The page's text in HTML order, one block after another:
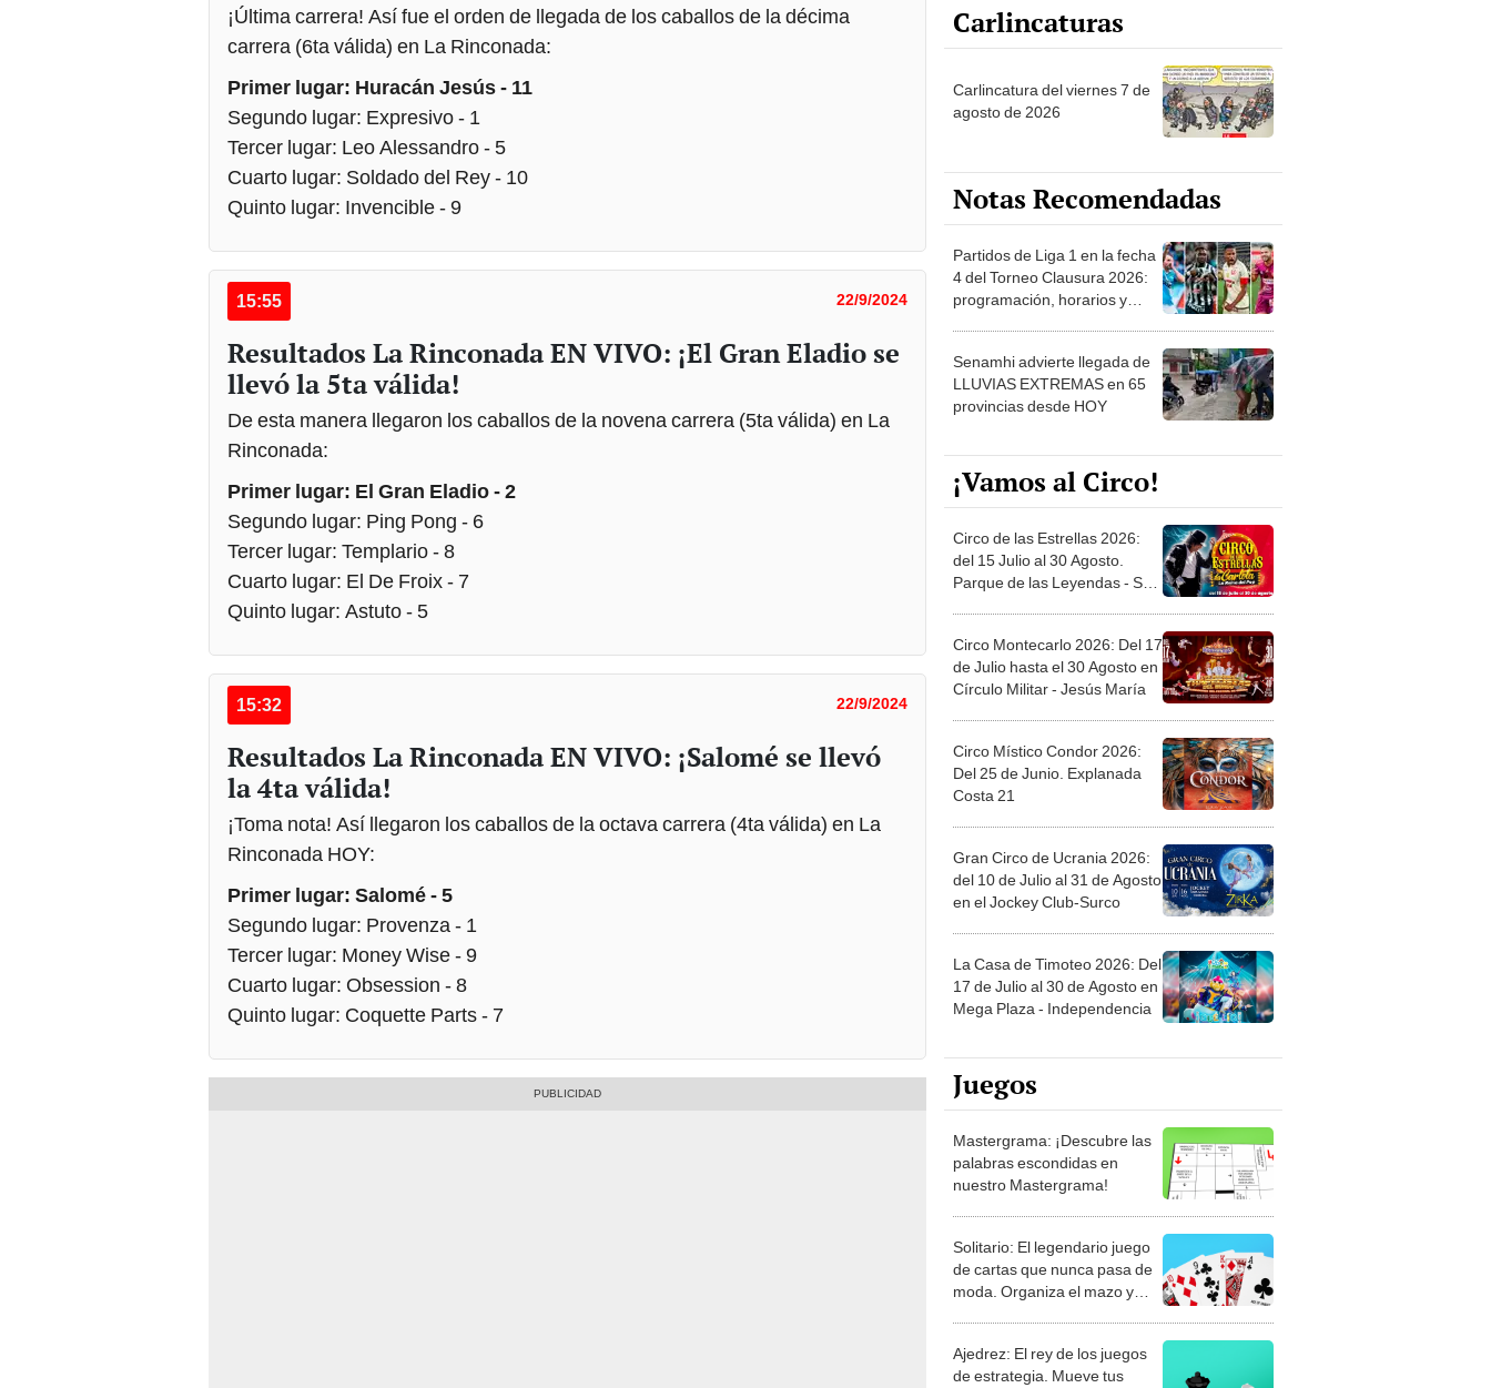
¡Última carrera! Así fue el orden de llegada de los caballos de la décima
carrera (6ta válida) en La Rinconada:
Primer lugar: Huracán Jesús - 11
Segundo lugar: Expresivo - 1
Tercer lugar: Leo Alessandro - 5
Cuarto lugar: Soldado del Rey - 10
Quinto lugar: Invencible - 9
15:55 22/9/2024
Resultados La Rinconada EN VIVO: ¡El Gran Eladio se
llevó la 5ta válida!
De esta manera llegaron los caballos de la novena carrera (5ta válida) en La
Rinconada:
Primer lugar: El Gran Eladio - 2
Segundo lugar: Ping Pong - 6
Tercer lugar: Templario - 8
Cuarto lugar: El De Froix - 7
Quinto lugar: Astuto - 5
15:32 22/9/2024
Resultados La Rinconada EN VIVO: ¡Salomé se llevó
la 4ta válida!
¡Toma nota! Así llegaron los caballos de la octava carrera (4ta válida) en La
Rinconada HOY:
Primer lugar: Salomé - 5
Segundo lugar: Provenza - 1
Tercer lugar: Money Wise - 9
Cuarto lugar: Obsession - 8
Quinto lugar: Coquette Parts - 7
Carlincaturas
Carlincatura del viernes 7 de
agosto de 2026
Notas Recomendadas
Partidos de Liga 1 en la fecha
4 del Torneo Clausura 2026:
programación, horarios y
Senamhi advierte llegada de
LLUVIAS EXTREMAS en 65
provincias desde HOY
¡Vamos al Circo!
Circo de las Estrellas 2026:
del 15 Julio al 30 Agosto.
Parque de las Leyendas - San
Circo Montecarlo 2026: Del 17
de Julio hasta el 30 Agosto en
Círculo Militar - Jesús María
Circo Místico Condor 2026:
Del 25 de Junio. Explanada
Costa 21
Gran Circo de Ucrania 2026:
del 10 de Julio al 31 de Agosto
en el Jockey Club-Surco
La Casa de Timoteo 2026: Del
17 de Julio al 30 de Agosto en
Mega Plaza - Independencia
Juegos
Mastergrama: ¡Descubre las
palabras escondidas en
nuestro Mastergrama!
Solitario: El legendario juego
de cartas que nunca pasa de
moda. Organiza el mazo y
Ajedrez: El rey de los juegos
de estrategia. Mueve tus